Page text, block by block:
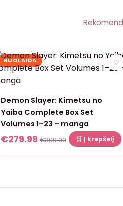
NUOLAIDA ♡
Demon Slayer: Kimetsu no
Yaiba Complete Box Set
Volumes 1–23 – manga
€279.99 €309.00 🛒 Į krepšelį